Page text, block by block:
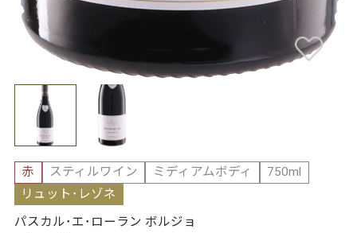
赤 スティルワイン ミディアムボディ
750ml
リュット･レゾネ
パスカル･エ･ローラン ボルジョ